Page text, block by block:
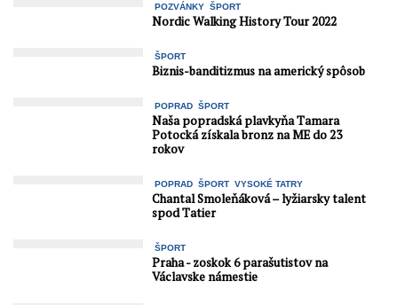
POZVÁNKY ŠPORT
Nordic Walking History Tour 2022
ŠPORT
Biznis-banditizmus na americký spôsob
POPRAD ŠPORT
Naša popradská plavkyňa Tamara
Potocká získala bronz na ME do 23
rokov
POPRAD ŠPORT VYSOKÉ TATRY
Chantal Smoleňáková – lyžiarsky talent
spod Tatier
ŠPORT
Praha - zoskok 6 parašutistov na
Václavske námestie